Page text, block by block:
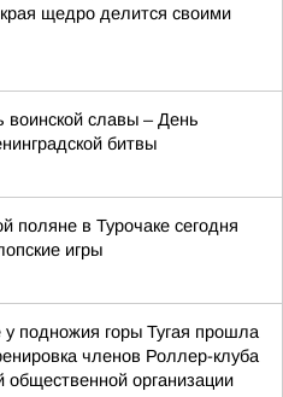
щедро делится своими
воинской славы – День
битвы
поляне в Турочаке сегодня
игры
подножия горы Тугая прошла
членов Роллер-клуба
общественной организации